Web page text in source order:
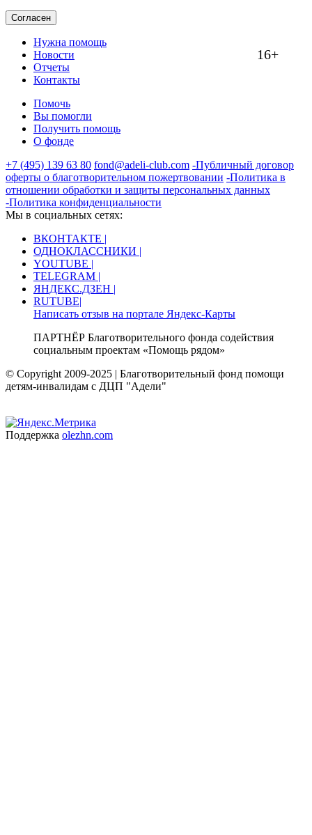
Согласен
16+
Нужна помощь
Новости
Отчеты
Контакты
Помочь
Вы помогли
Получить помощь
О фонде
+7 (495) 139 63 80 fond@adeli-club.com -Публичный договор
оферты о благотворительном пожертвовании -Политика в
отношении обработки и защиты персональных данных
-Политика конфиденциальности
Мы в социальных сетях:
ВКОНТАКТЕ |
ОДНОКЛАССНИКИ |
YOUTUBE |
TELEGRAM |
ЯНДЕКС.ДЗЕН |
RUTUBE|
Написать отзыв на портале Яндекс-Карты
ПАРТНЁР Благотворительного фонда содействия
социальным проектам «Помощь рядом»
© Copyright 2009-2025 | Благотворительный фонд помощи
детям-инвалидам с ДЦП "Адели"
Поддержка olezhn.com